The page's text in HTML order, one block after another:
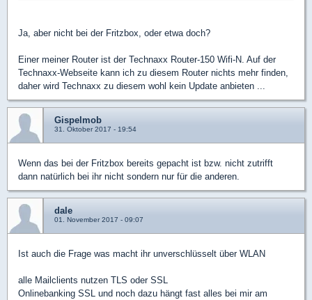
Ja, aber nicht bei der Fritzbox, oder etwa doch?
Einer meiner Router ist der Technaxx Router-150 Wifi-N. Auf der
Technaxx-Webseite kann ich zu diesem Router nichts mehr finden,
daher wird Technaxx zu diesem wohl kein Update anbieten ...
Gispelmob
31. Oktober 2017 - 19:54
Wenn das bei der Fritzbox bereits gepacht ist bzw. nicht zutrifft
dann natürlich bei ihr nicht sondern nur für die anderen.
dale
01. November 2017 - 09:07
Ist auch die Frage was macht ihr unverschlüsselt über WLAN
alle Mailclients nutzen TLS oder SSL
Onlinebanking SSL und noch dazu hängt fast alles bei mir am